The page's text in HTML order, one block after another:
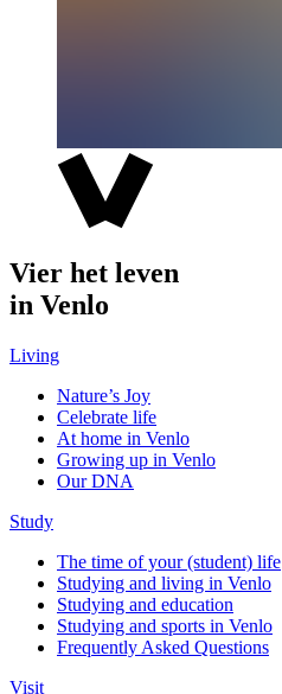
Vier het leven
in Venlo
Living
Nature’s Joy
Celebrate life
At home in Venlo
Growing up in Venlo
Our DNA
Study
The time of your (student) life
Studying and living in Venlo
Studying and education
Studying and sports in Venlo
Frequently Asked Questions
Visit